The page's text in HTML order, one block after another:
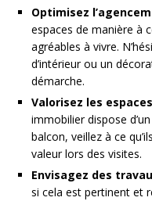
Optimisez
espaces de manière à
agréables à vivre.
d’intérieur ou un
démarche.
Valorisez les
immobilier dispose
balcon, veillez à ce
valeur lors des visites.
Envisagez des
si cela est pertinent et